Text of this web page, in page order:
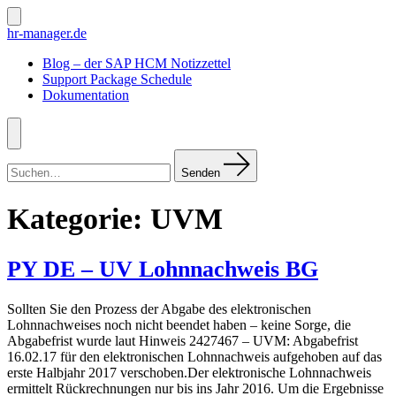
Zum
Inhalt
Suche
ein-/ausblenden
hr-manager.de
Blog – der SAP HCM Notizzettel
Support Package Schedule
Dokumentation
Menü
nach:
Senden
Kategorie: UVM
PY DE – UV Lohnnachweis BG
Sollten Sie den Prozess der Abgabe des elektronischen
Lohnnachweises noch nicht beendet haben – keine Sorge, die
Abgabefrist wurde laut Hinweis 2427467 – UVM: Abgabefrist
16.02.17 für den elektronischen Lohnnachweis aufgehoben auf das
erste Halbjahr 2017 verschoben.Der elektronische Lohnnachweis
ermittelt Rückrechnungen nur bis ins Jahr 2016. Um die Ergebnisse